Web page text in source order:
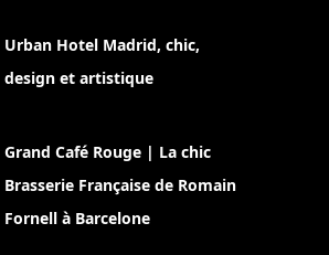
Urban Hotel Madrid, chic,
design et artistique
Grand Café Rouge | La chic
Brasserie Française de Romain
Fornell à Barcelone